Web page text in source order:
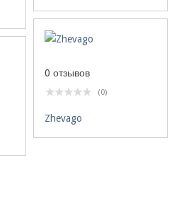
0 отзывов
(0)
Zhevago